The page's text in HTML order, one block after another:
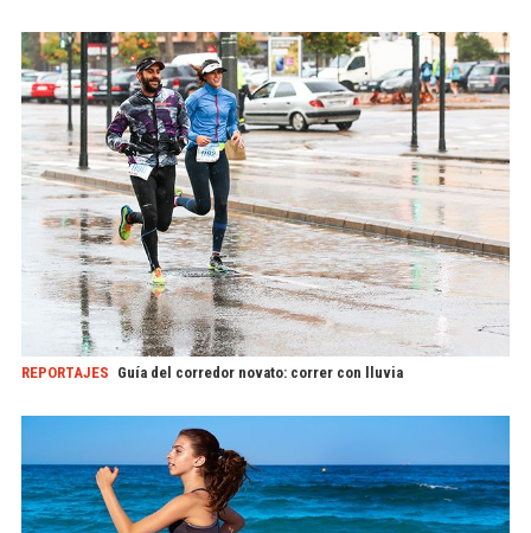
REPORTAJES Guía del corredor novato: correr con lluvia